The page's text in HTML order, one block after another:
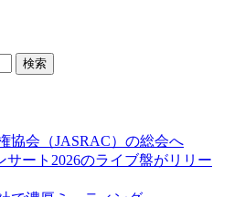
検索
協会（JASRAC）の総会へ
サート2026のライブ盤がリリー